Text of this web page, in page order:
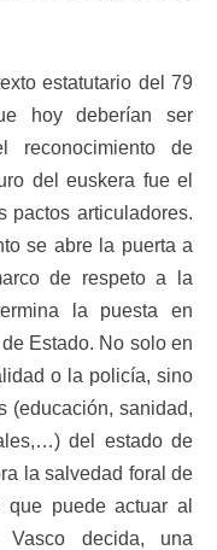
estatutario del 79
hoy deberían ser
reconocimiento de
del euskera fue el
pactos articuladores.
se abre la puerta a
de respeto a la
la puesta en
Estado. No solo en
o la policía, sino
(educación, sanidad,
del estado de
la salvedad foral de
puede actuar al
decida, una